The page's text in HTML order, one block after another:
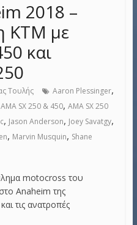
2018 –
KTM με
και
Τουλής Aaron Plessinger,
AMA SX 250 & 450, AMA SX 250
, Jason Anderson, Joey Savatgy,
, Marvin Musquin, Shane
motocross του
Anaheim της
τις ανατροπές